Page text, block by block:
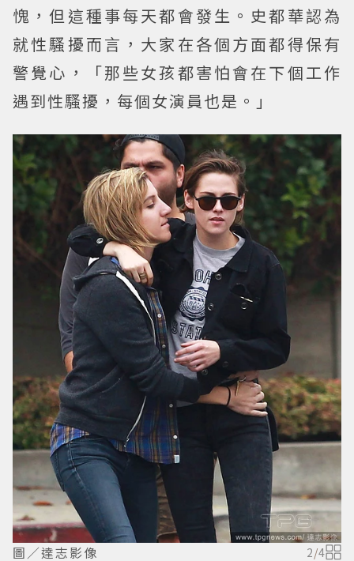
愧，但這種事每天都會發生。史都華認為
就性騷擾而言，大家在各個方面都得保有
警覺心，「那些女孩都害怕會在下個工作
遇到性騷擾，每個女演員也是。」
圖／達志影像 2/4